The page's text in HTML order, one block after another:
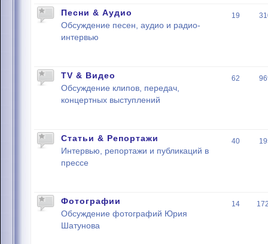
Песни & Аудио
Обсуждение песен, аудио и радио-
интервью
19
TV & Видео
Обсуждение клипов, передач,
концертных выступлений
62
Статьи & Репортажи
Интервью, репортажи и публикаций в
прессе
40
Фотографии
Обсуждение фотографий Юрия
Шатунова
14